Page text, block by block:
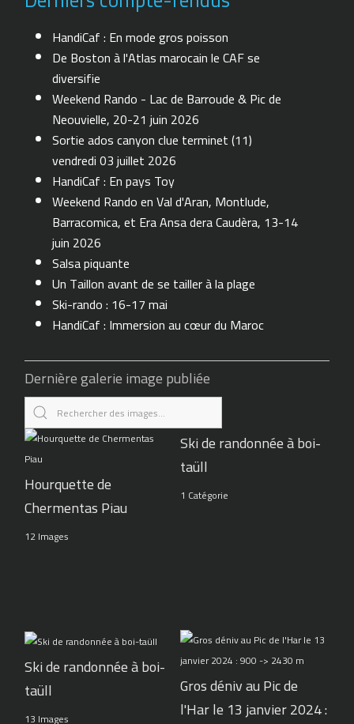
HandiCaf : En mode gros poisson
De Boston à l'Atlas marocain le CAF se
diversifie
Weekend Rando - Lac de Barroude & Pic de
Neouvielle, 20-21 juin 2026
Sortie ados canyon clue terminet (11)
vendredi 03 juillet 2026
HandiCaf : En pays Toy
Weekend Rando en Val d'Aran, Montlude,
Barracomica, et Era Ansa dera Caudèra, 13-14
juin 2026
Salsa piquante
Un Taillon avant de se tailler à la plage
Ski-rando : 16-17 mai
HandiCaf : Immersion au cœur du Maroc
Dernière galerie image publiée
Hourquette de
Chermentas Piau
12 Images
Ski de randonnée à boi-
taüll
1 Catégorie
Ski de randonnée à boi-
taüll
13 Images
Gros déniv au Pic de
l'Har le 13 janvier 2024 :